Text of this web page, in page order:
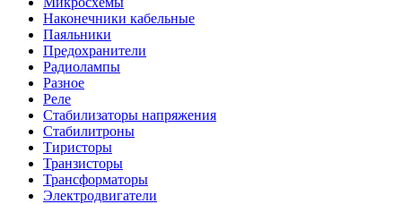
Наконечники кабельные
Паяльники
Предохранители
Радиолампы
Разное
Реле
Стабилизаторы напряжения
Стабилитроны
Тиристоры
Транзисторы
Трансформаторы
Электродвигатели